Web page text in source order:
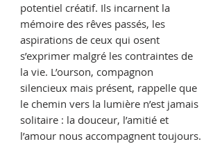
potentiel créatif. Ils incarnent la
mémoire des rêves passés, les
aspirations de ceux qui osent
s’exprimer malgré les contraintes de
la vie. L’ourson, compagnon
silencieux mais présent, rappelle que
le chemin vers la lumière n’est jamais
solitaire : la douceur, l’amitié et
l’amour nous accompagnent toujours.